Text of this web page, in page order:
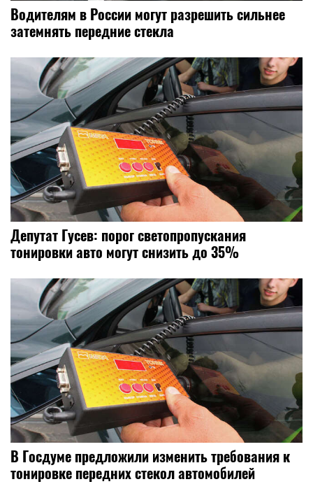
Водителям в России могут разрешить сильнее
затемнять передние стекла
Депутат Гусев: порог светопропускания
тонировки авто могут снизить до 35%
В Госдуме предложили изменить требования к
тонировке передних стекол автомобилей